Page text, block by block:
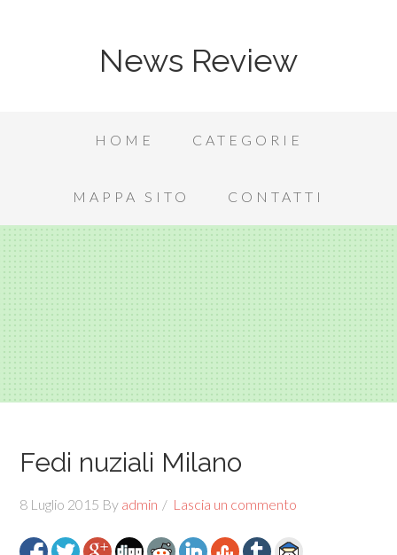
News Review
HOME CATEGORIE
MAPPA SITO CONTATTI
Fedi nuziali Milano
8 Luglio 2015 By admin Lascia un commento